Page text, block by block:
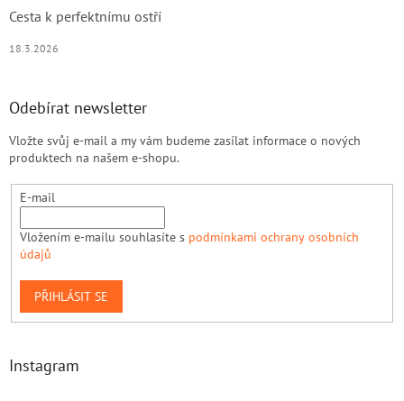
Cesta k perfektnímu ostří
18.3.2026
Odebírat newsletter
Vložte svůj e-mail a my vám budeme zasílat informace o nových
produktech na našem e-shopu.
E-mail
Vložením e-mailu souhlasíte s podmínkami ochrany osobních
údajů
PŘIHLÁSIT SE
Instagram